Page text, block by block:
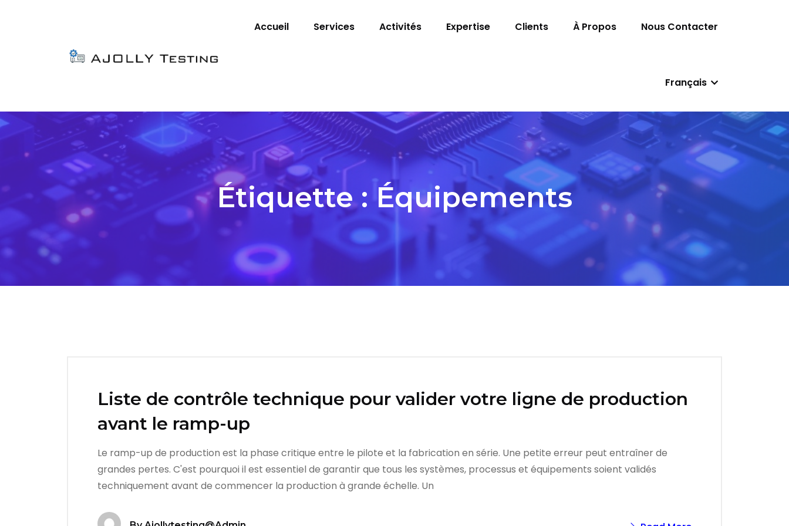
Accueil Services Activités Expertise Clients À Propos Nous Contacter
Français
Étiquette :Équipements
Liste de contrôle technique pour valider votre ligne de production
avant le ramp-up
Le ramp-up de production est la phase critique entre le pilote et la fabrication en série. Une petite erreur peut entraîner de
grandes pertes. C'est pourquoi il est essentiel de garantir que tous les systèmes, processus et équipements soient validés
techniquement avant de commencer la production à grande échelle. Un